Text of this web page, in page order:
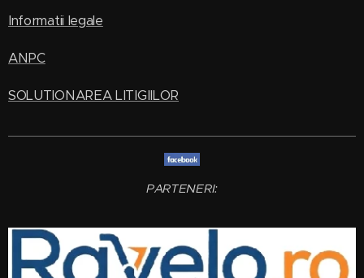
Informatii legale
ANPC
SOLUTIONAREA LITIGIILOR
PARTENERI: